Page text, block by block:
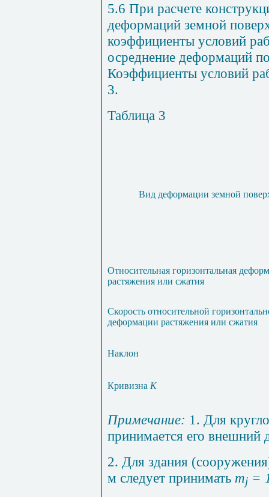
5.6 При расчете
деформаций земной
коэффициенты условий
осреднение деформаций
Коэффициенты условий
3.
Таблица 3
Вид деформации земной
Относительная горизонтальная
растяжения или сжатия
Скорость относительной
деформации растяжения или сжатия
Наклон
Кривизна К
Примечание: 1. Для
принимается его внешний
2. Для здания
м следует принимать mj =